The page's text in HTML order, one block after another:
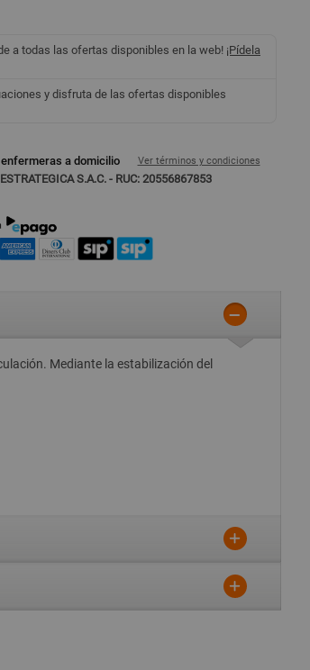
a todas las ofertas disponibles en la web! ¡Pídela
y disfruta de las ofertas disponibles
a domicilio Ver términos y condiciones
S.A.C. - RUC: 20556867853
Mediante la estabilización del